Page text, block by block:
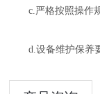
c.严格按照操作规
d.设备维护保养要